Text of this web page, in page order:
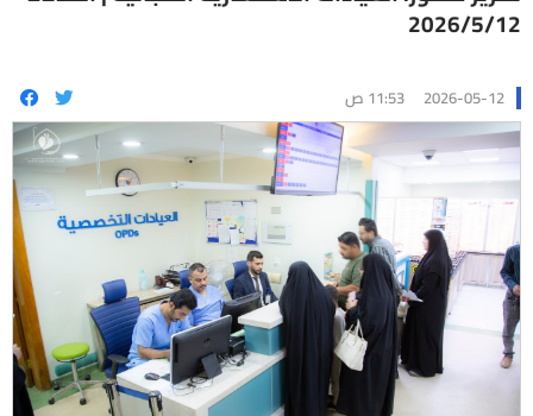
2026/5/12
2026-05-12 11:53 ص